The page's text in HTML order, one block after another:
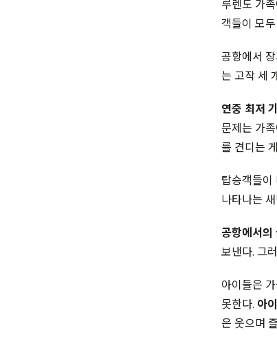
루렌도 가
객들이 모
공항에서
는 고작 세
연중 최저
문제는 가
를 견디는
탑승객들이
나타나는
공항에서의
보낸다. 그
아이들은
못한다. 아
은 웃으며